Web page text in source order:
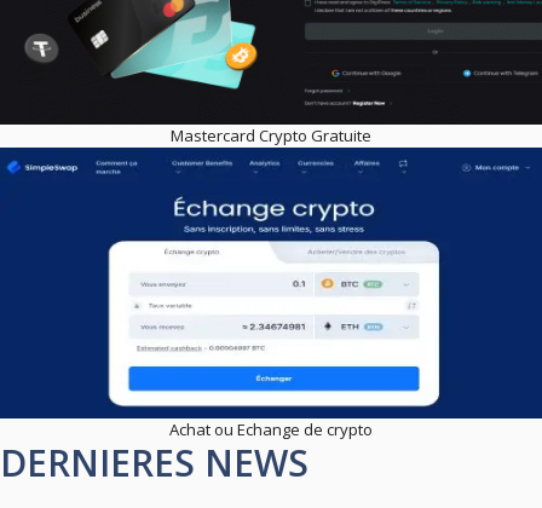
Mastercard Crypto Gratuite
Achat ou Echange de crypto
DERNIERES NEWS